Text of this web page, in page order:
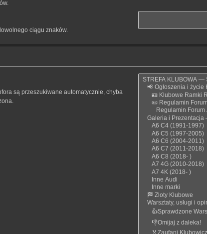
ciągu znaków.
są przeszukiwane automatycznie, chyba